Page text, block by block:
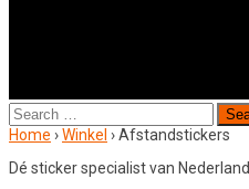
Search
for:
Home ›Winkel ›Afstandstickers
Dé sticker specialist van Nederland